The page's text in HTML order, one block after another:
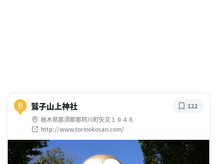
B 鷲子山上神社
栃木県那須郡那珂川町矢又１９４８
http://www.torinokosan.com/
122